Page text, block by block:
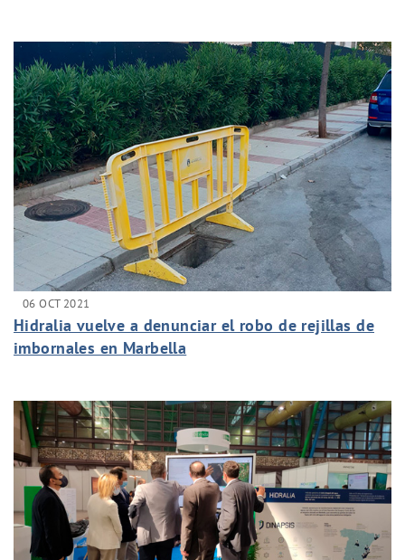
06 OCT 2021
Hidralia vuelve a denunciar el robo de rejillas de
imbornales en Marbella